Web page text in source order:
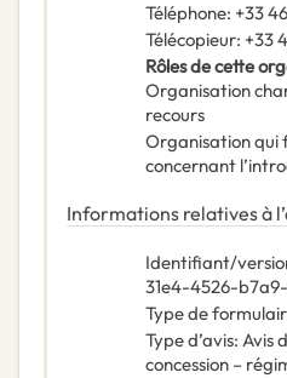
Téléphone: +33
Télécopieur: +33
Rôles de cette
Organisation
recours
Organisation qui
concernant
Informations relatives à
Identifiant/
31e4-4526-
Type de
Type d’avis: Avis
concession –